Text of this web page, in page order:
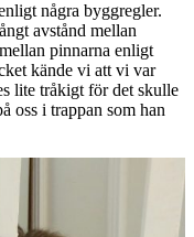
några byggregler.
avstånd mellan
pinnarna enligt
kände vi att vi var
lite tråkigt för det skulle
oss i trappan som han